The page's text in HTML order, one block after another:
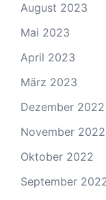
August 2023
Mai 2023
April 2023
März 2023
Dezember 2022
November 2022
Oktober 2022
September